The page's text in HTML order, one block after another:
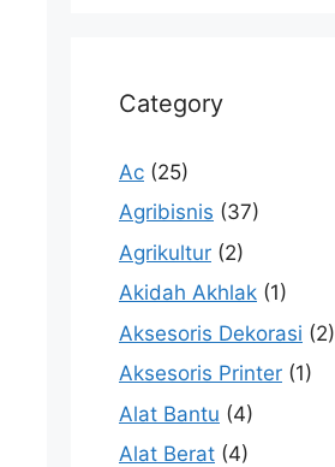
Category
Ac (25)
Agribisnis (37)
Agrikultur (2)
Akidah Akhlak (1)
Aksesoris Dekorasi (2)
Aksesoris Printer (1)
Alat Bantu (4)
Alat Berat (4)